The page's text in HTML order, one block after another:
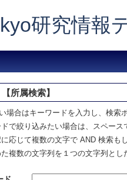
研究情報
【所属検索】
場合はキーワードを入力し、検索
で絞り込みたい場合は、スペース
応じて複数の文字で AND 検索も
複数の文字列を１つの文字列とし